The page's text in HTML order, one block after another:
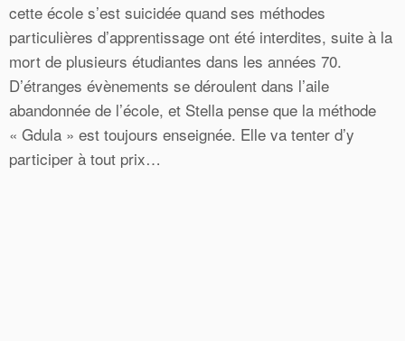
cette école s’est suicidée quand ses méthodes
particulières d’apprentissage ont été interdites, suite à la
mort de plusieurs étudiantes dans les années 70.
D’étranges évènements se déroulent dans l’aile
abandonnée de l’école, et Stella pense que la méthode
« Gdula » est toujours enseignée. Elle va tenter d’y
participer à tout prix…